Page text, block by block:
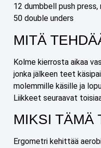
12 dumbbell push press,
50 double unders
MITÄ
Kolme kierrosta aikaa
jonka jälkeen teet
molemmille käsille ja
Liikkeet seuraavat
MIKSI TÄMÄ
Ergometri kehittää